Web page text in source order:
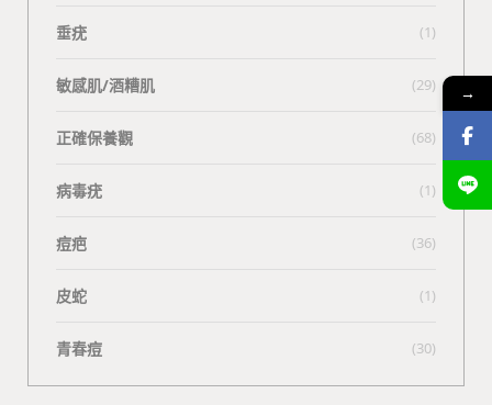
垂疣 (1)
敏感肌/酒糟肌 (29)
正確保養觀 (68)
病毒疣 (1)
痘疤 (36)
皮蛇 (1)
青春痘 (30)
→